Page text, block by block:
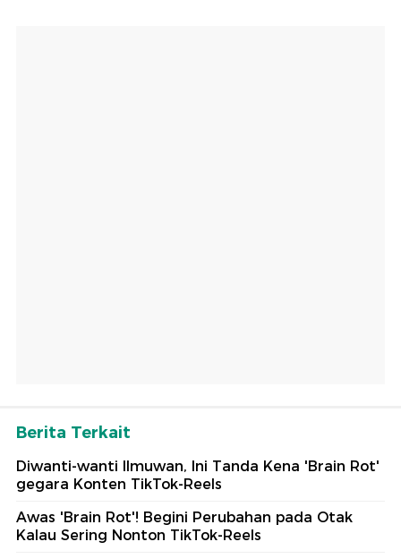
Berita Terkait
Diwanti-wanti Ilmuwan, Ini Tanda Kena 'Brain Rot'
gegara Konten TikTok-Reels
Awas 'Brain Rot'! Begini Perubahan pada Otak
Kalau Sering Nonton TikTok-Reels